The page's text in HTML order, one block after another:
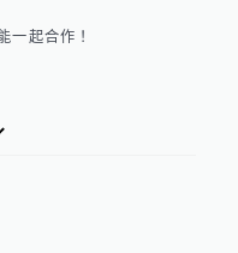
一起合作！